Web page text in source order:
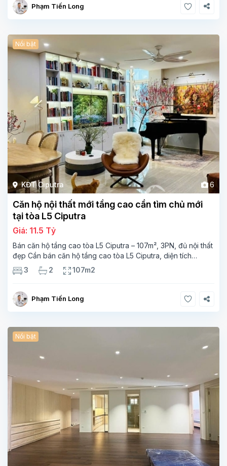
Phạm Tiến Long
KĐT Ciputra 6
Nổi bật
Căn hộ nội thất mới tầng cao cần tìm chủ mới
tại tòa L5 Ciputra
Giá: 11.5 Tỷ
Bán căn hộ tầng cao tòa L5 Ciputra – 107m², 3PN, đủ nội thất
đẹp Cần bán căn hộ tầng cao tòa L5 Ciputra, diện tích
107m², thiết kế 3 phòng ngủ – 2 vệ sinh, không gian rộng
thoáng. Căn
3 2 107m2
Phạm Tiến Long
Nổi bật